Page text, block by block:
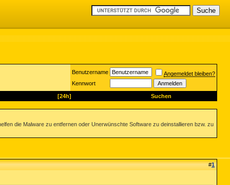
Benutzername
Angemeldet bleiben?
Kennwort
[24h] Suchen
die Malware zu entfernen oder Unerwünschte Software zu deinstallieren bzw. zu
#1